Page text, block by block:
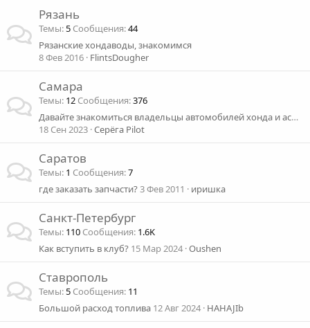
Рязань
Темы 5 Сообщения 44
Рязанские хондаводы, знакомимся
8 Фев 2016 FlintsDougher
Самара
Темы 12 Сообщения 376
Давайте знакомиться владельцы автомобилей хонда и acura в Самаре.
18 Сен 2023 Серёга Pilot
Саратов
Темы 1 Сообщения 7
где заказать запчасти?3 Фев 2011 иришка
Санкт-Петербург
Темы 110 Сообщения 1.6K
Как вступить в клуб? 15 Мар 2024 Oushen
Ставрополь
Темы 5 Сообщения 11
Большой расход топлива 12 Авг 2024 HAHAJIb